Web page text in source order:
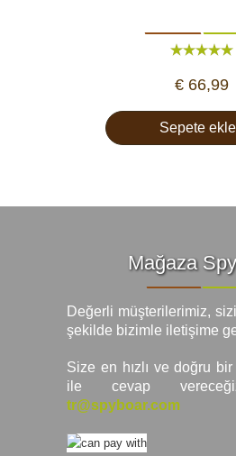
€ 66,99
Sepete ekle
Mağaza
Değerli müşterilerimiz,
şekilde bizimle iletişime
Size en hızlı ve doğru
ile cevap
tr@spyboar.com